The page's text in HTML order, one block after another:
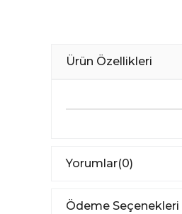
Ürün Özellikleri
Yorumlar(0)
Ödeme Seçenekleri